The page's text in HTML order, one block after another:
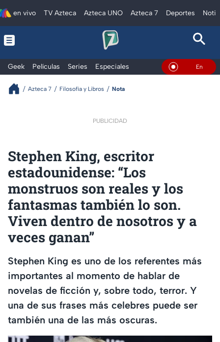
en vivo TV Azteca Azteca UNO Azteca 7 Deportes
Geek Películas Series Especiales En Vivo
Azteca 7 Filosofía y Libros Nota
PUBLICIDAD
Stephen King, escritor
estadounidense: “Los
monstruos son reales y los
fantasmas también lo son.
Viven dentro de nosotros y a
veces ganan”
Stephen King es uno de los referentes más
importantes al momento de hablar de
novelas de ficción y, sobre todo, terror. Y
una de sus frases más celebres puede ser
también una de las más oscuras.